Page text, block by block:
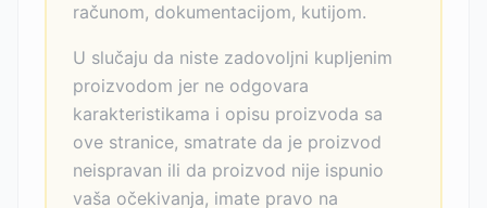
računom, dokumentacijom, kutijom.
U slučaju da niste zadovoljni kupljenim
proizvodom jer ne odgovara
karakteristikama i opisu proizvoda sa
ove stranice, smatrate da je proizvod
neispravan ili da proizvod nije ispunio
vaša očekivanja, imate pravo na